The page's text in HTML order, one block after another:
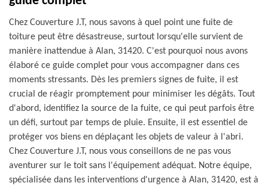
Chez Couverture J.T, nous savons à quel point une fuite de
toiture peut être désastreuse, surtout lorsqu'elle survient de
manière inattendue à Alan, 31420. C'est pourquoi nous avons
élaboré ce guide complet pour vous accompagner dans ces
moments stressants. Dès les premiers signes de fuite, il est
crucial de réagir promptement pour minimiser les dégâts. Tout
d'abord, identifiez la source de la fuite, ce qui peut parfois être
un défi, surtout par temps de pluie. Ensuite, il est essentiel de
protéger vos biens en déplaçant les objets de valeur à l'abri.
Chez Couverture J.T, nous vous conseillons de ne pas vous
aventurer sur le toit sans l'équipement adéquat. Notre équipe,
spécialisée dans les interventions d'urgence à Alan, 31420, est à